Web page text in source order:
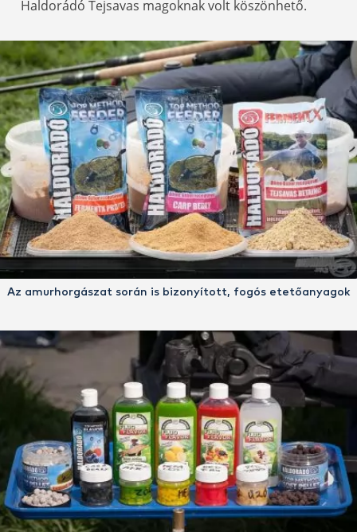
Haldorádó Tejsavas magoknak volt köszönhető.
Az amurhorgászat során is bizonyított, fogós etetőanyagok